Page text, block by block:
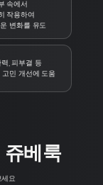
속에서
작용하여
변화를 유도
, 피부결 등
고민 개선에 도움
쥬베룩
요